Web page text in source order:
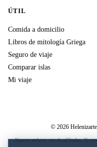
ÚTIL
Comida a domicilio
Libros de mitología Griega
Seguro de viaje
Comparar islas
Mi viaje
© 2026
Algunos enlaces son de afiliados. Si